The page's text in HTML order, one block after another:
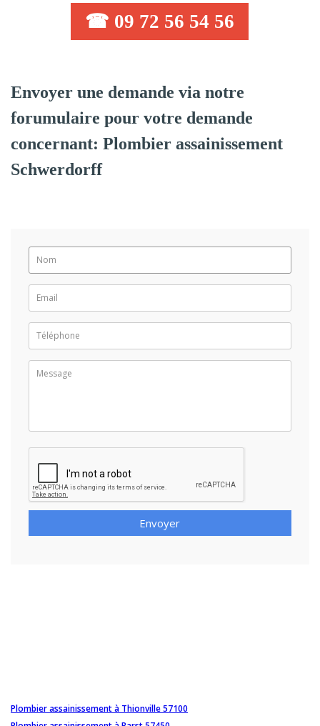
☎ 09 72 56 54 56
Envoyer une demande via notre
forumulaire pour votre demande
concernant: Plombier assainissement
Schwerdorff
Envoyer
Plombier assainissement à Thionville 57100